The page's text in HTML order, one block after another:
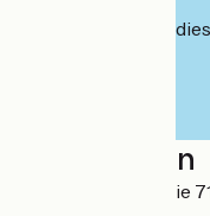
Interessiert Sie
Localisation
48 Rue de la Tuilerie